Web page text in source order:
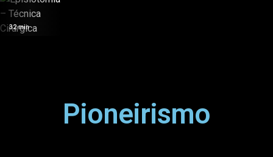
Episiotomia
– Técnica
Cirúrgica
32 min
Pioneirismo